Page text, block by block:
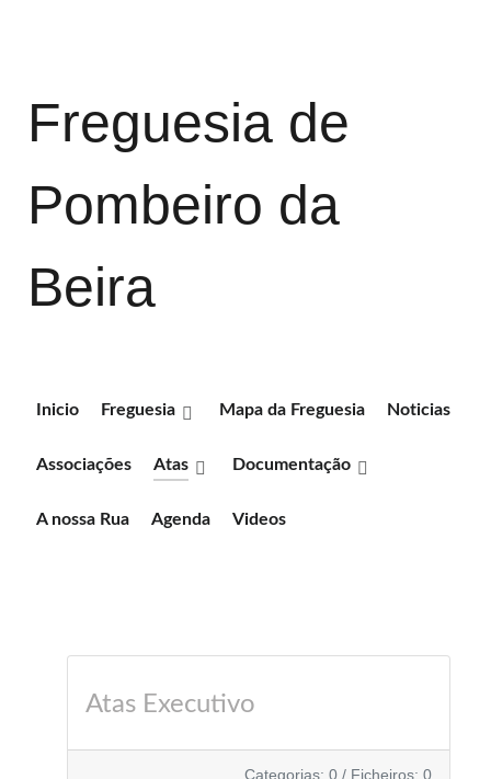
Freguesia de
Pombeiro da
Beira
Inicio Freguesia Mapa da Freguesia Noticias
Associações Atas Documentação
A nossa Rua Agenda Videos
Atas Executivo
Categorias: 0 / Ficheiros: 0